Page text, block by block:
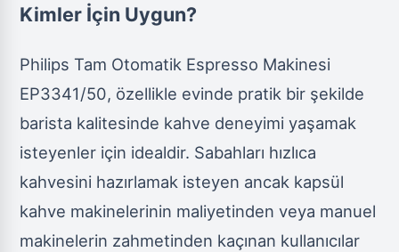
Kimler İçin Uygun?
Philips Tam Otomatik Espresso Makinesi
EP3341/50, özellikle evinde pratik bir şekilde
barista kalitesinde kahve deneyimi yaşamak
isteyenler için idealdir. Sabahları hızlıca
kahvesini hazırlamak isteyen ancak kapsül
kahve makinelerinin maliyetinden veya manuel
makinelerin zahmetinden kaçınan kullanıcılar